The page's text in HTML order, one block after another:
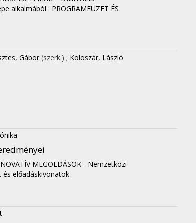
alkalmából : PROGRAMFÜZET ÉS
Gábor (szerk.) ; Koloszár, László
MEGOLDÁSOK - Nemzetközi
előadáskivonatok